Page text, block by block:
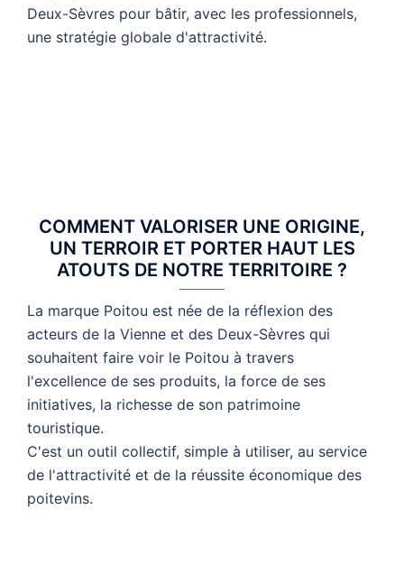
Deux-Sèvres pour bâtir, avec les professionnels,
une stratégie globale d'attractivité.
COMMENT VALORISER UNE ORIGINE,
UN TERROIR ET PORTER HAUT LES
ATOUTS DE NOTRE TERRITOIRE ?
La marque Poitou est née de la réflexion des
acteurs de la Vienne et des Deux-Sèvres qui
souhaitent faire voir le Poitou à travers
l'excellence de ses produits, la force de ses
initiatives, la richesse de son patrimoine
touristique.
C'est un outil collectif, simple à utiliser, au service
de l'attractivité et de la réussite économique des
poitevins.